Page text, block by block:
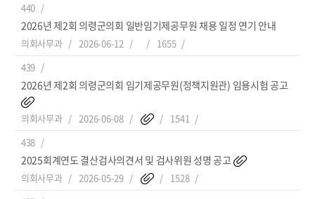
440
2026년 제2회 의령군의회 일반임기제공무원 채용 일정 연기 안내
의회사무과 2026-06-12
1655
439
2026년 제2회 의령군의회 임기제공무원(정책지원관) 임용시험 공고
의회사무과 2026-06-08
1541
438
2025회계연도 결산검사의견서 및 검사위원 성명 공고
의회사무과 2026-05-29
1528